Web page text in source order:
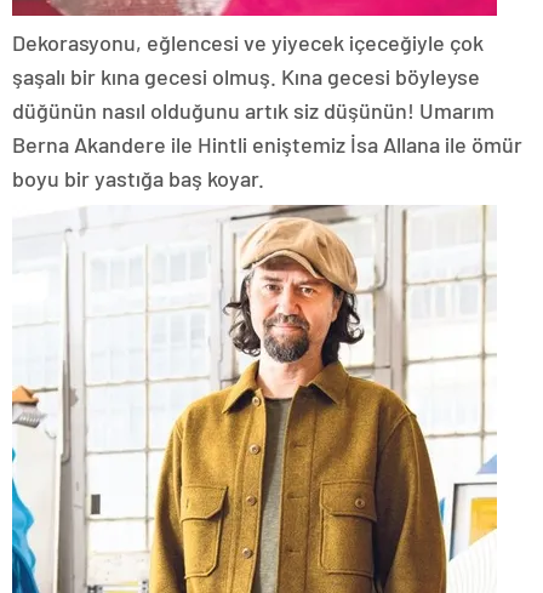
Dekorasyonu, eğlencesi ve yiyecek içeceğiyle çok
şaşalı bir kına gecesi olmuş. Kına gecesi böyleyse
düğünün nasıl olduğunu artık siz düşünün! Umarım
Berna Akandere ile Hintli eniştemiz İsa Allana ile ömür
boyu bir yastığa baş koyar.